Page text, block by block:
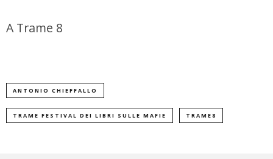
A Trame 8
ANTONIO CHIEFFALLO
TRAME FESTIVAL DEI LIBRI SULLE MAFIE TRAME8